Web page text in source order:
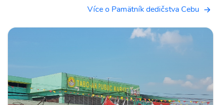
Více o Pamätník dedičstva Cebu